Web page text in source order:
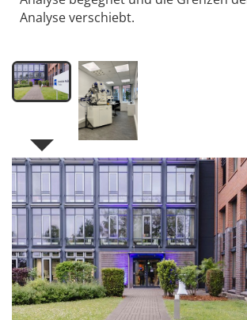
Analyse verschiebt.